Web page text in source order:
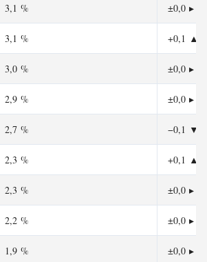
3,1 % ±0,0 ▸
3,1 % +0,1 ▲
3,0 % ±0,0 ▸
2,9 % ±0,0 ▸
2,7 % −0,1 ▼
2,3 % +0,1 ▲
2,3 % ±0,0 ▸
2,2 % ±0,0 ▸
1,9 % ±0,0 ▸